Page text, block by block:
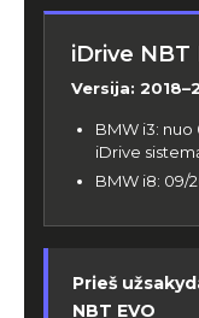
iDrive NBT
Versija:
BMW i3:
iDrive
BMW i8: 09/
Prieš
NBT EVO